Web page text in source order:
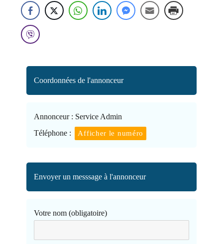
Coordonnées de l'annonceur
Annonceur : Service Admin
Téléphone :
Afficher le numéro
Envoyer un messsage à l'annonceur
Votre nom (obligatoire)